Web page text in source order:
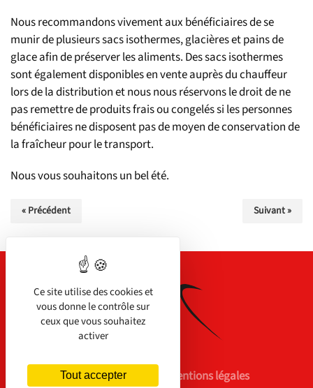
Nous recommandons vivement aux bénéficiaires de se
munir de plusieurs sacs isothermes, glacières et pains de
glace afin de préserver les aliments. Des sacs isothermes
sont également disponibles en vente auprès du chauffeur
lors de la distribution et nous nous réservons le droit de ne
pas remettre de produits frais ou congelés si les personnes
bénéficiaires ne disposent pas de moyen de conservation de
la fraîcheur pour le transport.
Nous vous souhaitons un bel été.
« Précédent Suivant »
Nous contacter Mentions légales
Ce site utilise des cookies et
vous donne le contrôle sur
ceux que vous souhaitez
activer
Tout accepter